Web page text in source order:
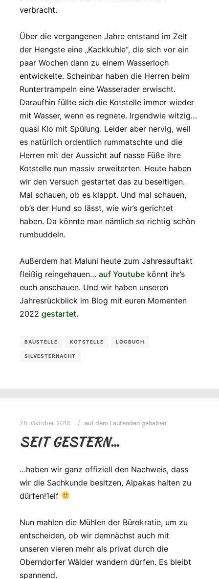
verbracht.
Über die vergangenen Jahre entstand im Zelt
der Hengste eine „Kackkuhle“, die sich vor ein
paar Wochen dann zu einem Wasserloch
entwickelte. Scheinbar haben die Herren beim
Runtertrampeln eine Wasserader erwischt.
Daraufhin füllte sich die Kotstelle immer wieder
mit Wasser, wenn es regnete. Irgendwie witzig…
quasi Klo mit Spülung. Leider aber nervig, weil
es natürlich ordentlich rummatschte und die
Herren mit der Aussicht auf nasse Füße ihre
Kotstelle nun massiv erweiterten. Heute haben
wir den Versuch gestartet das zu beseitigen.
Mal schauen, ob es klappt. Und mal schauen,
ob’s der Hund so lässt, wie wir’s gerichtet
haben. Da könnte man nämlich so richtig schön
rumbuddeln.
Außerdem hat Maluni heute zum Jahresauftakt
fleißig reingehauen… auf Youtube könnt ihr’s
euch anschauen. Und wir haben unseren
Jahresrückblick im Blog mit euren Momenten
2022 gestartet.
BAUSTELLE KOTSTELLE LOGBUCH
SILVESTERNACHT
28. Oktober 2016 auf dem Laufenden gehalten
SEIT GESTERN…
…haben wir ganz offiziell den Nachweis, dass
wir die Sachkunde besitzen, Alpakas halten zu
dürfen!1elf
Nun mahlen die Mühlen der Bürokratie, um zu
entscheiden, ob wir demnächst auch mit
unseren vieren mehr als privat durch die
Oberndorfer Wälder wandern dürfen. Es bleibt
spannend.